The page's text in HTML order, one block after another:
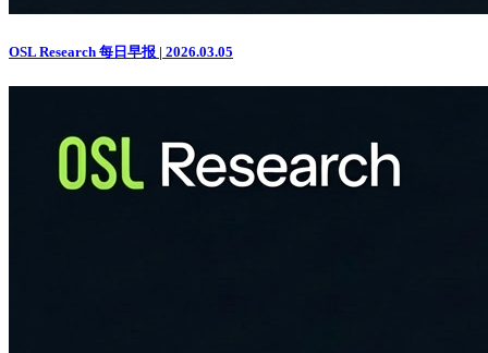
OSL Research 每日早报 | 2026.03.05